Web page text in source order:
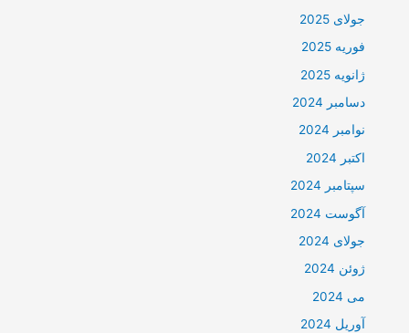
جولای 2025
فوریه 2025
ژانویه 2025
دسامبر 2024
نوامبر 2024
اکتبر 2024
سپتامبر 2024
آگوست 2024
جولای 2024
ژوئن 2024
می 2024
آوریل 2024